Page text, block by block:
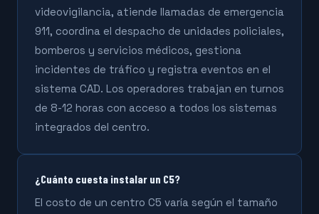
videovigilancia, atiende llamadas de emergencia
911, coordina el despacho de unidades policiales,
bomberos y servicios médicos, gestiona
incidentes de tráfico y registra eventos en el
sistema CAD. Los operadores trabajan en turnos
de 8-12 horas con acceso a todos los sistemas
integrados del centro.
¿Cuánto cuesta instalar un C5?
El costo de un centro C5 varía según el tamaño